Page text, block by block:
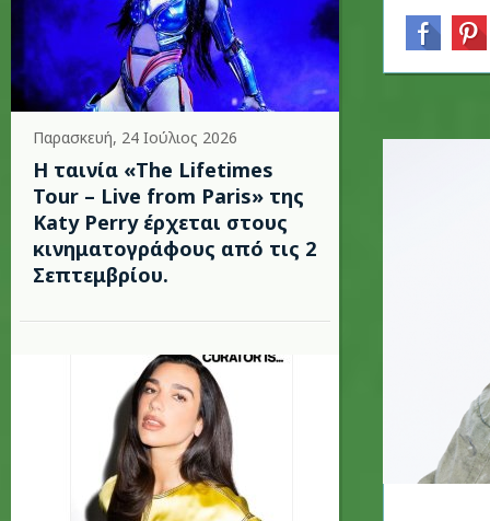
Παρασκευή, 24 Ιούλιος 2026
Η ταινία «The Lifetimes
Tour – Live from Paris» της
Katy Perry έρχεται στους
κινηματογράφους από τις 2
Σεπτεμβρίου.